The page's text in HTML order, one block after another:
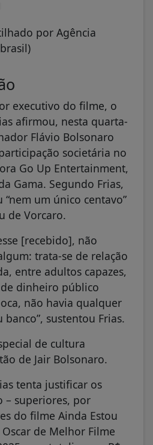
por Agência
executivo do filme, o
afirmou, nesta quarta-
Flávio Bolsonaro
societária no
Go Up Entertainment,
Gama. Segundo Frias,
um único centavo”
de Vorcaro.
[recebido], não
trata-se de relação
entre adultos capazes,
dinheiro público
não havia qualquer
banco”, sustentou Frias.
de cultura
de Jair Bolsonaro.
tenta justificar os
– superiores, por
do filme Ainda Estou
de Melhor Filme